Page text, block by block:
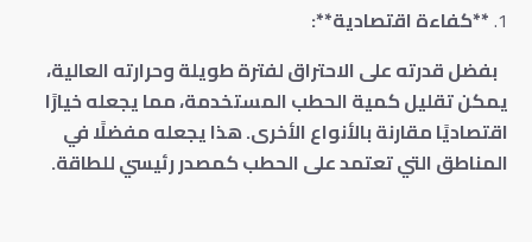
**كفاءة اقتصادية**:
بفضل قدرته على الاحتراق لفترة طويلة وحرارته العالية،
يمكن تقليل كمية الحطب المستخدمة، مما يجعله خيارًا
اقتصاديًا مقارنة بالأنواع الأخرى. هذا يجعله مفضلًا في
المناطق التي تعتمد على الحطب كمصدر رئيسي للطاقة.